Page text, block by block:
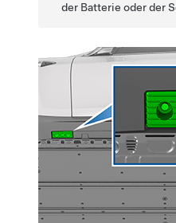
der Batterie oder der